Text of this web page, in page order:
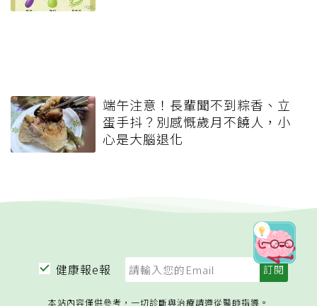
端午注意！長輩聞不到粽香、立
蛋手抖？別感慨歲月不饒人，小
心是大腦退化
健康報e報
本站內容僅供參考，一切診斷與治療請遵從醫師指導。